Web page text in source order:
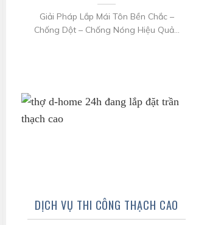
Giải Pháp Lắp Mái Tôn Bền Chắc –
Chống Dột – Chống Nóng Hiệu Quả...
DỊCH VỤ THI CÔNG THẠCH CAO